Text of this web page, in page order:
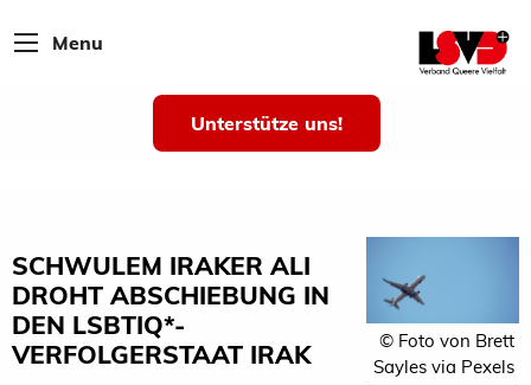
Menu
Unterstütze uns!
SCHWULEM IRAKER ALI
DROHT ABSCHIEBUNG IN
DEN LSBTIQ*-
VERFOLGERSTAAT IRAK
© Foto von Brett
Sayles via Pexels